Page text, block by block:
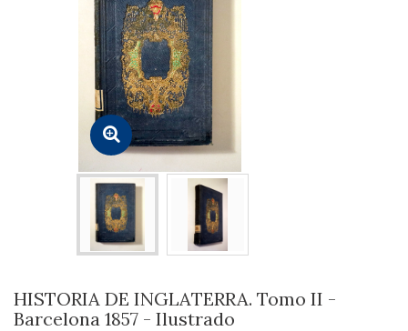
HISTORIA DE INGLATERRA. Tomo II -
Barcelona 1857 - Ilustrado